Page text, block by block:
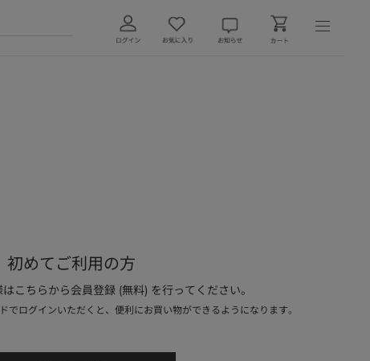
初めてご利用の方
こちらから会員登録 (無料) を行ってください。
でログインいただくと、便利にお買い物ができるようになります。